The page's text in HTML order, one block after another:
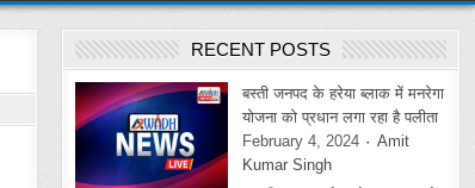
RECENT POSTS
बस्ती जनपद के हरेया ब्लाक में मनरेगा
योजना को प्रधान लगा रहा है पलीता
February 4, 2024
Amit
Kumar Singh